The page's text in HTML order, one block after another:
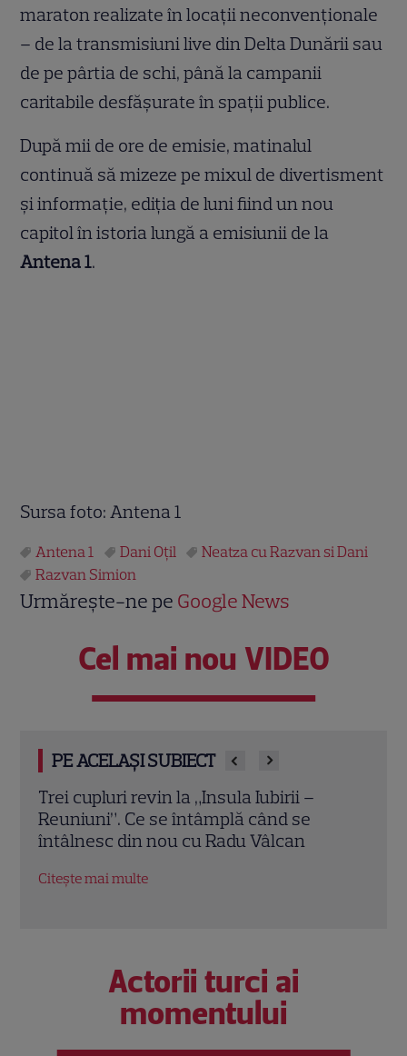
maraton realizate în locații neconvenționale
– de la transmisiuni live din Delta Dunării sau
de pe pârtia de schi, până la campanii
caritabile desfășurate în spații publice.
După mii de ore de emisie, matinalul
continuă să mizeze pe mixul de divertisment
și informație, ediția de luni fiind un nou
capitol în istoria lungă a emisiunii de la
Antena 1.
Sursa foto: Antena 1
Antena 1 Dani Oțil
Neatza cu Razvan si Dani
Razvan Simion
Urmărește-ne pe Google News
Cel mai nou VIDEO
PE ACELAȘI SUBIECT
Gabriela Oțil a publicat imagini de la
nuntă, la aniversarea căsătoriei cu Dani
Oțil: „Fără grija lui «ce o să zică lumea»”
Citește mai multe
Actorii turci ai
momentului